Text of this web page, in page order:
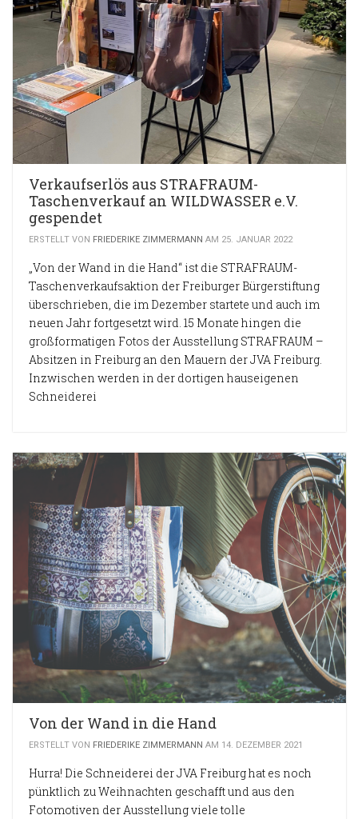
Verkaufserlös aus STRAFRAUM-
Taschenverkauf an WILDWASSER e.V.
gespendet
ERSTELLT VON FRIEDERIKE ZIMMERMANN AM 25. JANUAR 2022
„Von der Wand in die Hand“ ist die STRAFRAUM-
Taschenverkaufsaktion der Freiburger Bürgerstiftung
überschrieben, die im Dezember startete und auch im
neuen Jahr fortgesetzt wird. 15 Monate hingen die
großformatigen Fotos der Ausstellung STRAFRAUM –
Absitzen in Freiburg an den Mauern der JVA Freiburg.
Inzwischen werden in der dortigen hauseigenen
Schneiderei
Von der Wand in die Hand
ERSTELLT VON FRIEDERIKE ZIMMERMANN AM 14. DEZEMBER 2021
Hurra! Die Schneiderei der JVA Freiburg hat es noch
pünktlich zu Weihnachten geschafft und aus den
Fotomotiven der Ausstellung viele tolle